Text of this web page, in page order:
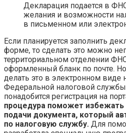
Декларация подается в
желания и возможности
в письменном или
Если планируется заполнить
форме, то сделать это можно
территориальном отделении
оформленный бланк по почте.
делать это в электронном виде
Федеральной налоговой
понадобится регистрация на
процедура поможет
подачи документа, который
по налоговую службу. Для